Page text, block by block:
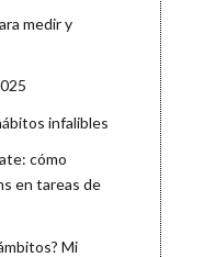
medir y
infalibles
cómo
en tareas de
Mi